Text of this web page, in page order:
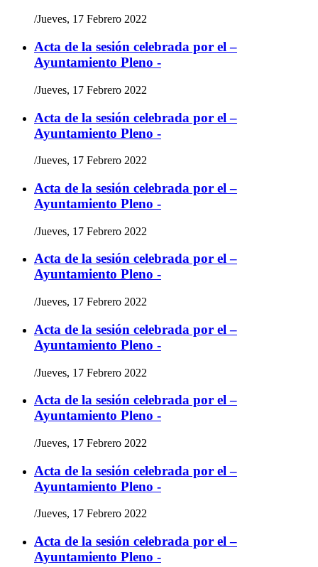
/Jueves, 17 Febrero 2022
Acta de la sesión celebrada por el –
Ayuntamiento Pleno -
/Jueves, 17 Febrero 2022
Acta de la sesión celebrada por el –
Ayuntamiento Pleno -
/Jueves, 17 Febrero 2022
Acta de la sesión celebrada por el –
Ayuntamiento Pleno -
/Jueves, 17 Febrero 2022
Acta de la sesión celebrada por el –
Ayuntamiento Pleno -
/Jueves, 17 Febrero 2022
Acta de la sesión celebrada por el –
Ayuntamiento Pleno -
/Jueves, 17 Febrero 2022
Acta de la sesión celebrada por el –
Ayuntamiento Pleno -
/Jueves, 17 Febrero 2022
Acta de la sesión celebrada por el –
Ayuntamiento Pleno -
/Jueves, 17 Febrero 2022
Acta de la sesión celebrada por el –
Ayuntamiento Pleno -